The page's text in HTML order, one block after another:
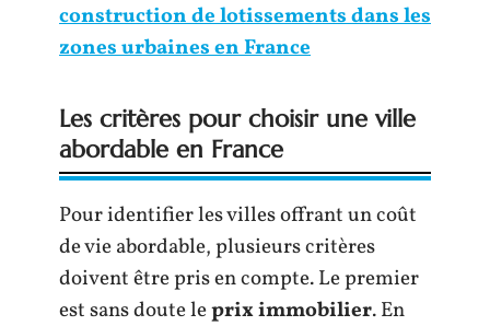
construction de lotissements dans les
zones urbaines en France
Les critères pour choisir une ville
abordable en France
Pour identifier les villes offrant un coût
de vie abordable, plusieurs critères
doivent être pris en compte. Le premier
est sans doute leprix immobilier. En